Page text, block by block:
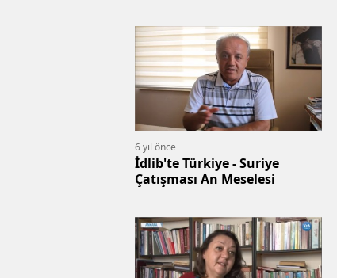
6 yıl önce
İdlib'te Türkiye - Suriye
Çatışması An Meselesi